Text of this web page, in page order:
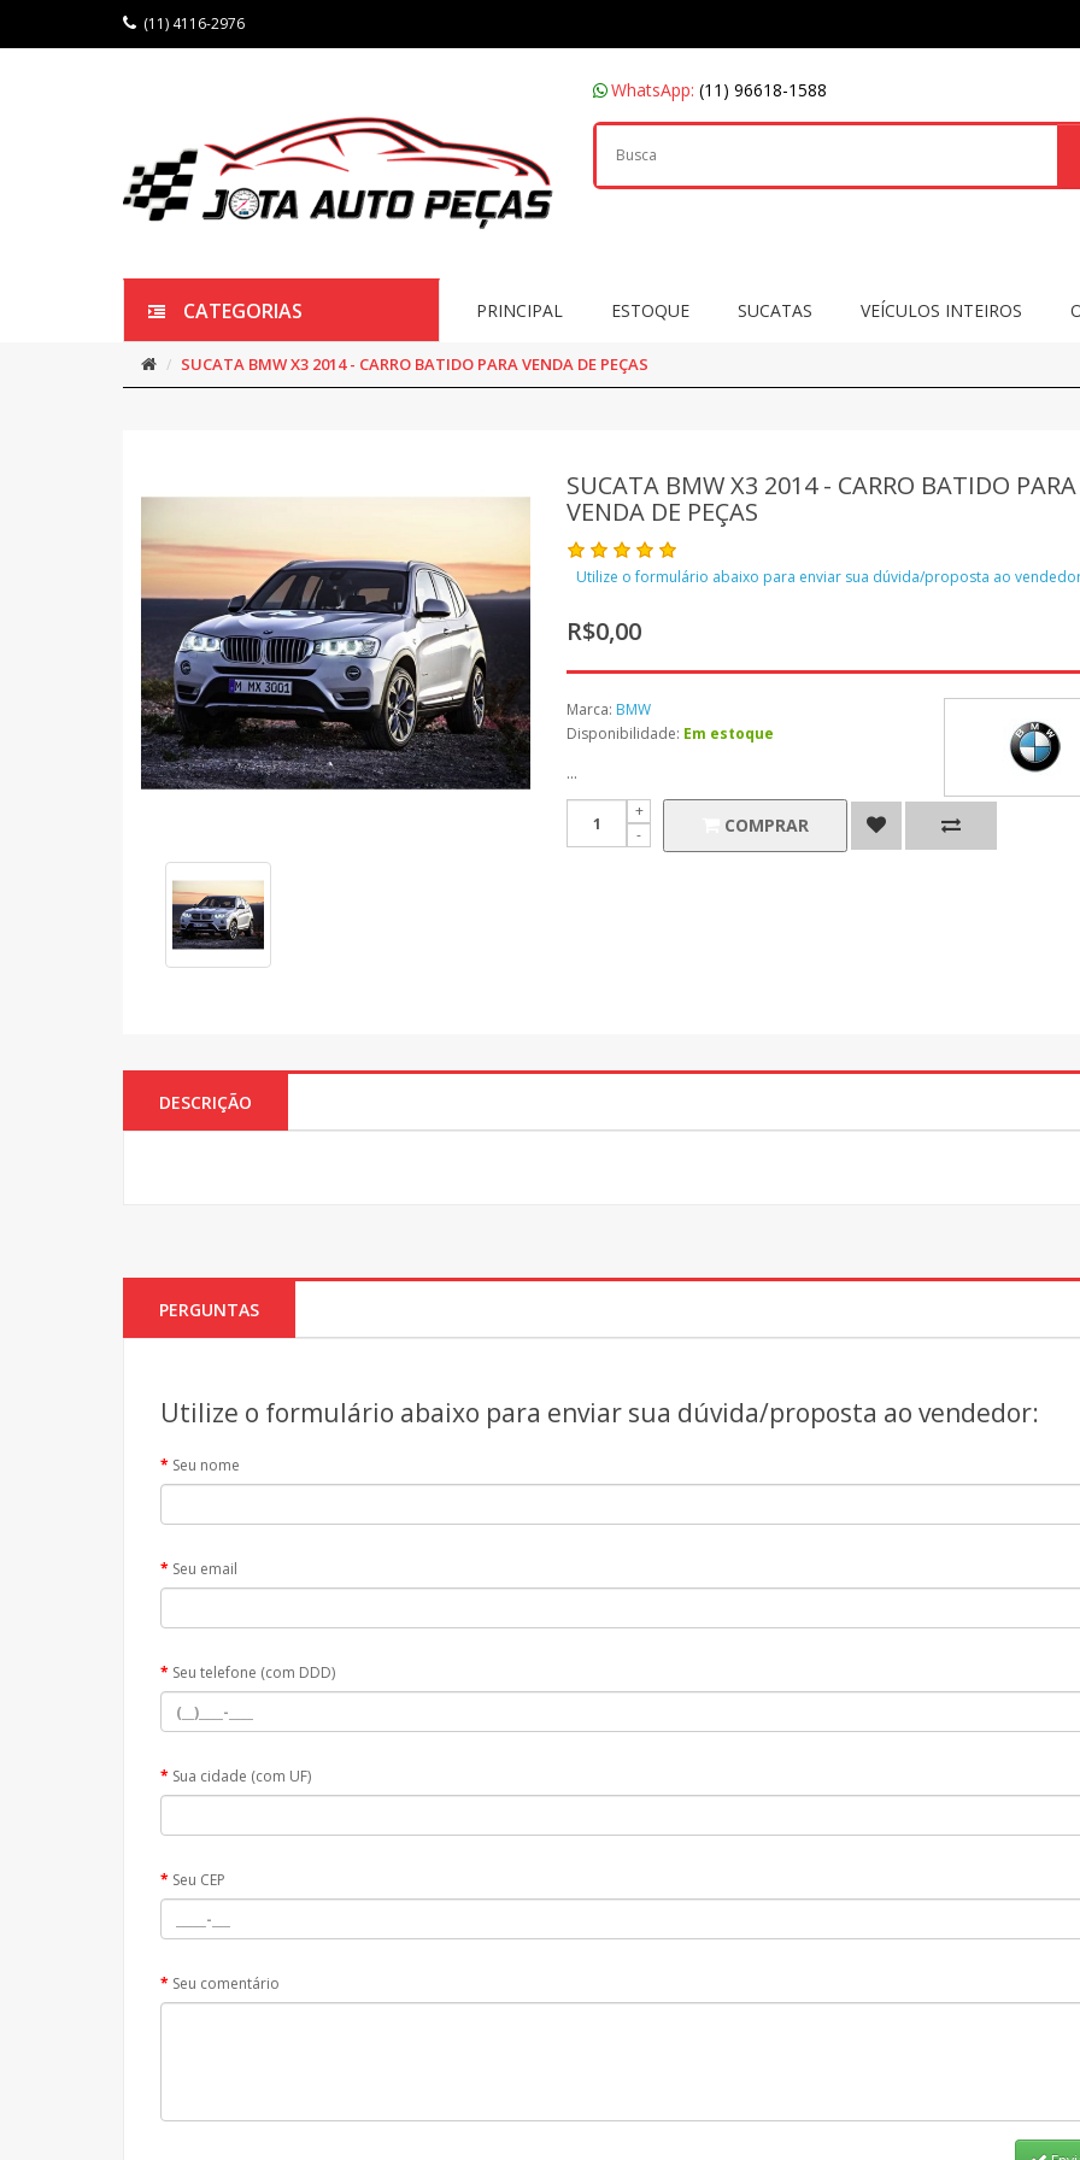
(11) 4116-2976
WhatsApp: (11) 96618-1588
CATEGORIAS PRINCIPAL ESTOQUE SUCATAS VEÍCULOS INTEIROS
SUCATA BMW X3 2014 - CARRO BATIDO PARA VENDA DE PEÇAS
SUCATA BMW X3 2014 - CARRO BATIDO PARA
VENDA DE PEÇAS
Utilize o formulário abaixo para enviar sua dúvida/proposta ao
R$0,00
Marca: BMW
Disponibilidade: Em estoque
...
COMPRAR
DESCRIÇÃO
PERGUNTAS
Utilize o formulário abaixo para enviar sua dúvida/proposta ao vendedor:
Seu nome
Seu email
Seu telefone (com DDD)
Sua cidade (com UF)
Seu CEP
Seu comentário